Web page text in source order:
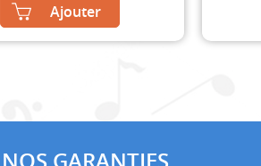
Ajouter
NOS GARANTIES